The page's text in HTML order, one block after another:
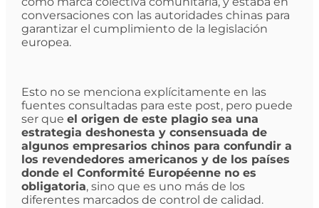
conversaciones con las autoridades chinas para
garantizar el cumplimiento de la legislación
europea.
Esto no se menciona explícitamente en las
fuentes consultadas para este post, pero puede
ser que el origen de este plagio sea una
estrategia deshonesta y consensuada de
algunos empresarios chinos para confundir a
los revendedores americanos y de los países
donde el Conformité Européenne no es
obligatoria, sino que es uno más de los
diferentes marcados de control de calidad.